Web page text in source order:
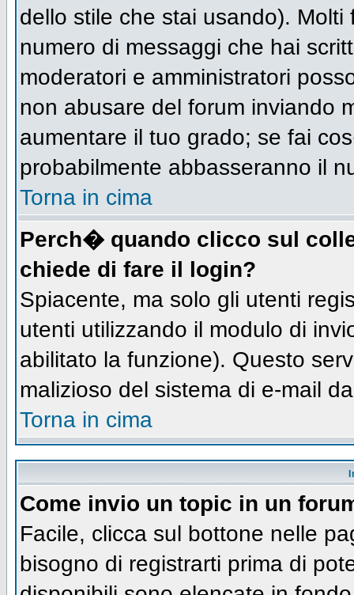
dello stile che stai usando).
numero di messaggi che hai
moderatori e amministratori
non abusare del forum inviando
aumentare il tuo grado; se fai
probabilmente abbasseranno il
Torna in cima
Perch� quando clicco sul
chiede di fare il login?
Spiacente, ma solo gli utenti
utenti utilizzando il modulo di
abilitato la funzione). Questo
malizioso del sistema di e-mail
Torna in cima
Come invio un topic in un
Facile, clicca sul bottone nelle
bisogno di registrarti prima di